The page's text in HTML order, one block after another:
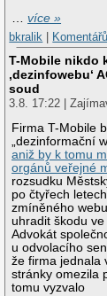
…více »
bkralik
T-Mobile nikdo
‚dezinfowebu‘
soud
3.8. 17:22 |
Firma T-Mobile
„dezinformační
aniž by k tomu
orgánů veřejné
rozsudku
po čtyřech
zmíněného
uhradit škodu
Advokát
u odvolacího
že firma jednala
stránky omezila
tomu vyzvalo